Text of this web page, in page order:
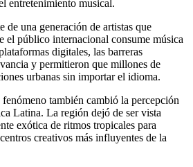
entretenimiento musical.
de una generación de artistas que
el público internacional consume música
digitales, las barreras
y permitieron que millones de
urbanas sin importar el idioma.
también cambió la percepción
Latina. La región dejó de ser vista
exótica de ritmos tropicales para
creativos más influyentes de la